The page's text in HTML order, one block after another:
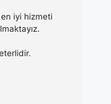
iyi hizmeti